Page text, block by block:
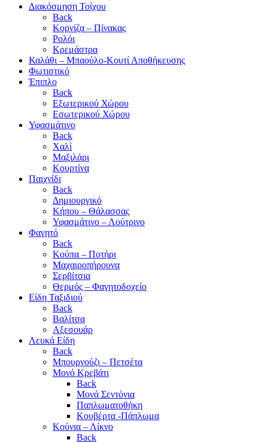
Διακόσμηση Τοίχου
Back
Κορνίζα – Πίνακας
Ρολόι
Κρεμάστρα
Καλάθι – Μπαούλο-Κουτί Αποθήκευσης
Φωτιστικό
Έπιπλο
Back
Εξωτερικού Χώρου
Εσωτερικού Χώρου
Υφασμάτινο
Back
Χαλί
Μαξιλάρι
Κουρτίνα
Παιχνίδι
Back
Δημιουργικό
Κήπου – Θάλασσας
Υφασμάτινο – Λούτρινο
Φαγητό
Back
Κούπα – Ποτήρι
Μαχαιροπήρουνα
Σερβίτσια
Θερμός – Φαγητοδοχείο
Είδη Ταξιδιού
Back
Βαλίτσα
Αξεσουάρ
Λευκά Είδη
Back
Μπουρνούζι – Πετσέτα
Μονό Κρεβάτι
Back
Μονά Σεντόνια
Παπλωματοθήκη
Κουβέρτα -Πάπλωμα
Κούνια – Λίκνο
Back